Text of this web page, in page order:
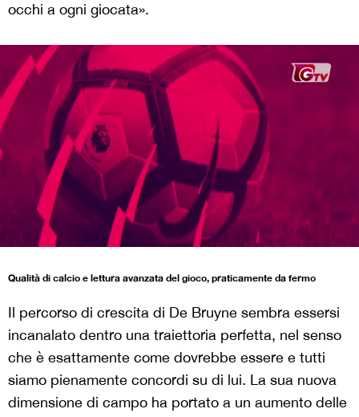
occhi a ogni giocata».
Qualità di calcio e lettura avanzata del gioco, praticamente da fermo
Il percorso di crescita di De Bruyne sembra essersi
incanalato dentro una traiettoria perfetta, nel senso
che è esattamente come dovrebbe essere e tutti
siamo pienamente concordi su di lui. La sua nuova
dimensione di campo ha portato a un aumento delle